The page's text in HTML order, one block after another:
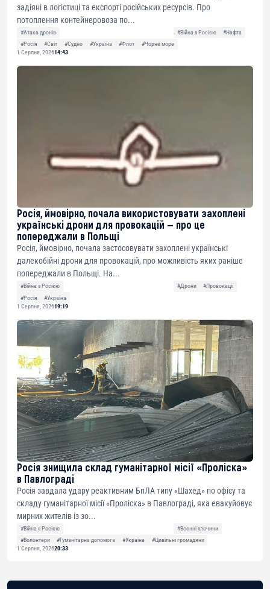
задіяні в логістиці та експорті російських ресурсів. Про
потоплення контейнеровоза по...
#Атака дронів #Війна з Росією
#Нафта
#Росія
#Світ #Судно #Україна #Флот
#Чорне море
1 Серпня, 202614:43
Росія, ймовірно, почала використовувати захоплені
українські дрони для провокацій — про це
попереджали в Польщі
Росія, ймовірно, почала застосовувати захоплені українські
далекобійні дрони для провокацій, про можливість яких раніше
попереджали в Польщі. На...
#Війна з Росією #Дрони
#Провокації
#Росія
#Україна
1 Серпня, 202619:19
Росія знищила склад гуманітарної місії «Проліска»
в Павлограді
Росія завдала удару реактивним БпЛА типу «Шахед» по офісу та
складу гуманітарної місії «Проліска» в Павлограді, яка евакуйовує
мирних жителів із зо...
#Війна з Росією
#Воєнні злочини
#Волонтери
#Гуманітарна допомога #Україна
#Цивільні громадяни
1 Серпня, 202620:33